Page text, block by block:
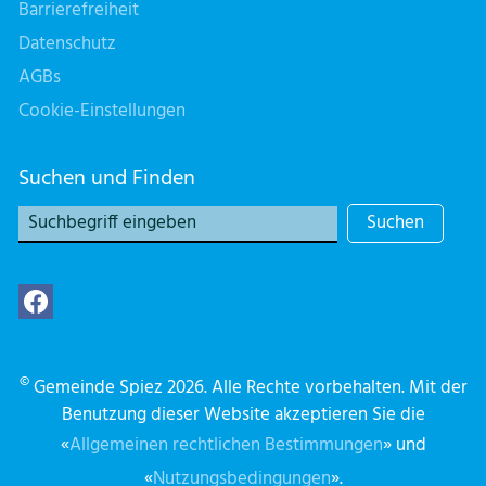
Barrierefreiheit
Datenschutz
AGBs
Cookie-Einstellungen
Suchen und Finden
Suchen
©Gemeinde Spiez 2026. Alle Rechte vorbehalten. Mit der
Benutzung dieser Website akzeptieren Sie die
«Allgemeinen rechtlichen Bestimmungen» und
«Nutzungsbedingungen».